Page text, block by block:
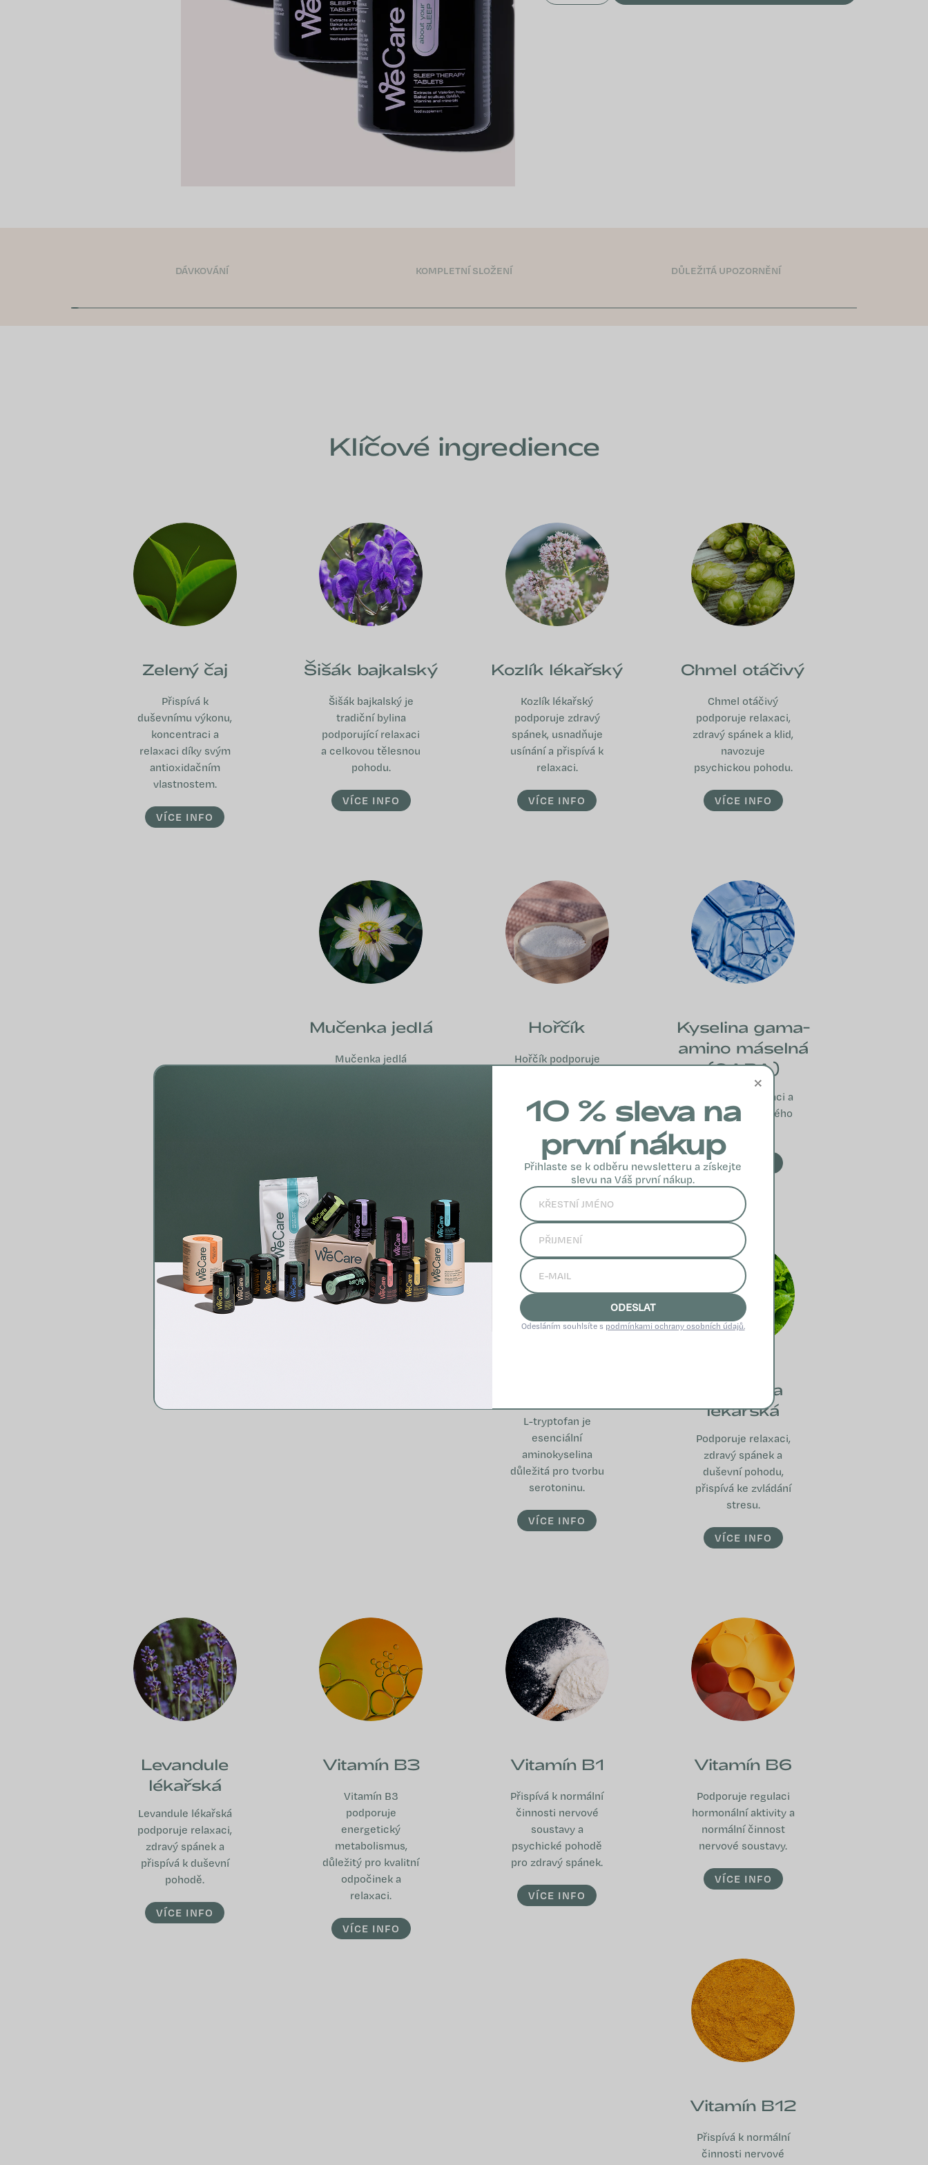
DÁVKOVÁNÍ KOMPLETNÍ SLOŽENÍ DŮLEŽITÁ UPOZORNĚNÍ
Klíčové ingredience
Zelený čaj
Přispívá k
duševnímu výkonu,
koncentraci a
relaxaci díky svým
antioxidačním
vlastnostem.
VÍCE INFO
Šišák bajkalský
Šišák bajkalský je
tradiční bylina
podporující relaxaci
a celkovou tělesnou
pohodu.
VÍCE INFO
Kozlík lékařský
Kozlík lékařský
podporuje zdravý
spánek, usnadňuje
usínání a přispívá k
relaxaci.
VÍCE INFO
Chmel otáčivý
Chmel otáčivý
podporuje relaxaci,
zdravý spánek a klid,
navozuje
psychickou pohodu.
VÍCE INFO
Mučenka jedlá
Mučenka jedlá
Hořčík
Hořčík podporuje
nervové soustavy.
VÍCE INFO
Kyselina gama-
amino máselná
(GABA)
Podporuje relaxaci a
zklidnění nervového
VÍCE INFO
L-tryptofan je
esenciální
aminokyselina
důležitá pro tvorbu
serotoninu.
VÍCE INFO
Meduňka
lékařská
Podporuje relaxaci,
zdravý spánek a
duševní pohodu,
přispívá ke zvládání
stresu.
VÍCE INFO
Levandule
lékařská
Levandule lékařská
podporuje relaxaci,
zdravý spánek a
přispívá k duševní
pohodě.
VÍCE INFO
Vitamín B3
Vitamín B3
podporuje
energetický
metabolismus,
důležitý pro kvalitní
odpočinek a
relaxaci.
VÍCE INFO
Vitamín B1
Přispívá k normální
činnosti nervové
soustavy a
psychické pohodě
pro zdravý spánek.
VÍCE INFO
Vitamín B6
Podporuje regulaci
hormonální aktivity a
normální činnost
nervové soustavy.
VÍCE INFO
Vitamín B12
Přispívá k normální
činnosti nervové
×
10 % sleva na
první nákup
Přihlaste se k odběru newsletteru a získejte
slevu na Váš první nákup.
ODESLAT
Odesláním souhlsíte s podmínkami ochrany osobních údajů.